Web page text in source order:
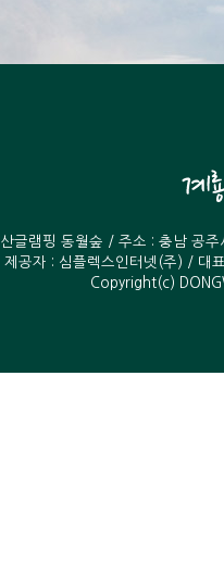
글램핑 동월숲 / 주소 : 충남 공
제공자 : 심플렉스인터넷(주) / 대
Copyright(c)